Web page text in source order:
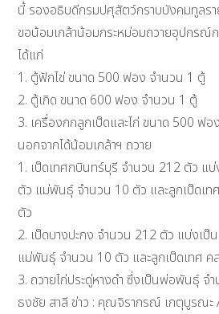
นี้ รองอธิบดีกรมปศุสัตว์กราบบังคมทูลร
ขอน้อมเกล้าน้อมกระหม่อมถวายอุปกรณ์ก
ได้แก่
1. ตู้ฟักไข่ ขนาด 500 ฟอง จำนวน 1 ตู้
2. ตู้เกิด ขนาด 600 ฟอง จำนวน 1 ตู้
3. เครื่องกกลูกเป็ดและไก่ ขนาด 500 ฟ
นอกจากได้น้อมเกล้าฯ ถวาย
1. เป็ดเทศกบินทร์บุรี จำนวน 212 ตัว แ
ตัว แม่พันธุ์ จำนวน 10 ตัว และลูกเป็ดเท
ตัว
2. เป็ดบางปะกง จำนวน 212 ตัว แบ่งเ
แม่พันธุ์ จำนวน 10 ตัว และลูกเป็ดเทศ ค
3. ถวายไก่ประดู่หางดำ ซึ่งเป็นพ่อพันธุ์
ธงชัย สาลี ข่าว : คุณจิราภรณ์ เกตุบูรณ